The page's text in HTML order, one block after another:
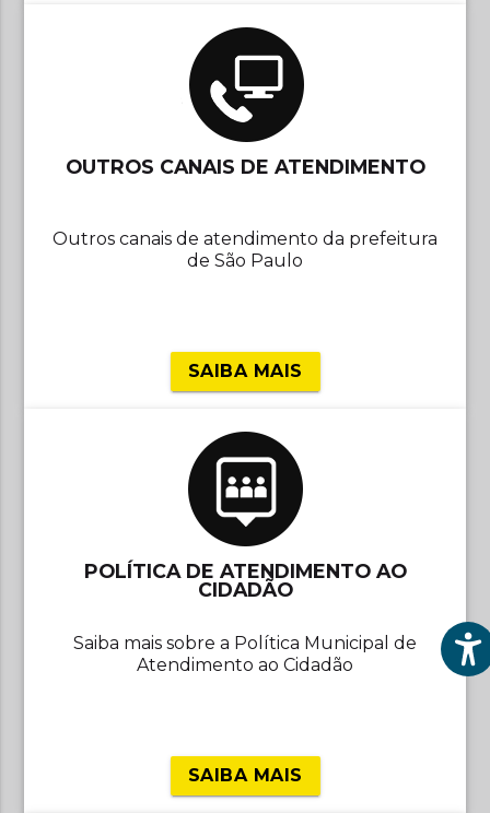
OUTROS CANAIS DE ATENDIMENTO
Outros canais de atendimento da prefeitura
de São Paulo
SAIBA MAIS
POLÍTICA DE ATENDIMENTO AO
CIDADÃO
Saiba mais sobre a Política Municipal de
Atendimento ao Cidadão
SAIBA MAIS